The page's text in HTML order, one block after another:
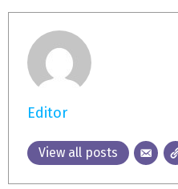
Editor
View all posts